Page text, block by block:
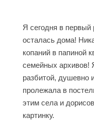
Я сегодня в первый
осталась дома!
копаний в папиной
семейных архивов!
разбитой, душевно
пролежала в
этим села и
картинку.